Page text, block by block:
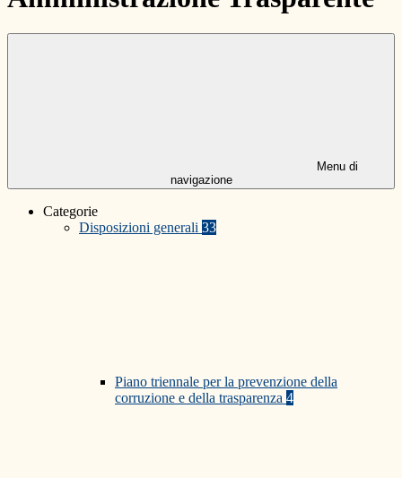
Menu di
navigazione
Categorie
Disposizioni generali 33
Piano triennale per la prevenzione della
corruzione e della trasparenza 4